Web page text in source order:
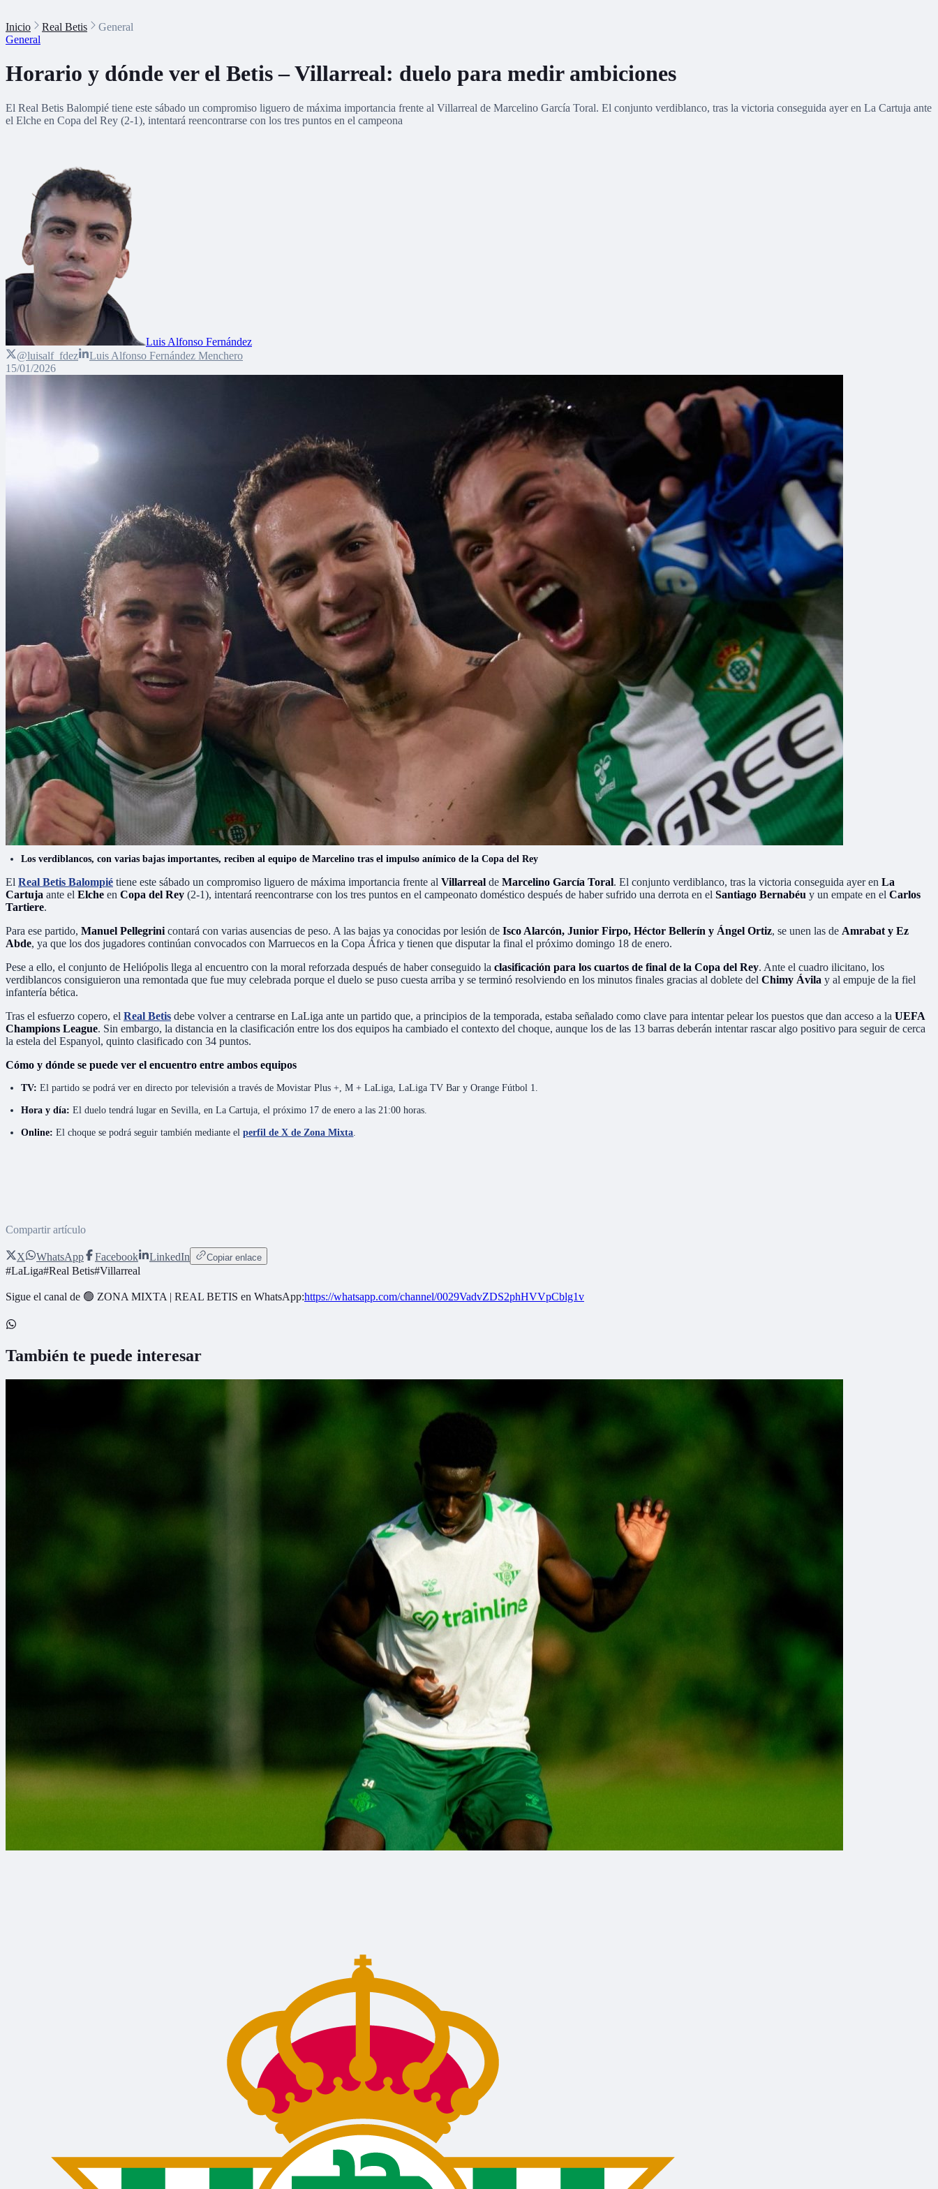
Inicio Real Betis
General
General
Horario y dónde ver el Betis – Villarreal: duelo para medir ambiciones
El Real Betis Balompié tiene este sábado un compromiso liguero de máxima importancia frente al Villarreal de Marcelino García Toral. El conjunto verdiblanco, tras la victoria conseguida ayer en La Cartuja ante
el Elche en Copa del Rey (2-1), intentará reencontrarse con los tres puntos en el campeona
Luis Alfonso Fernández
@luisalf_fdez
Luis Alfonso Fernández Menchero
15/01/2026
Los verdiblancos, con varias bajas importantes, reciben al equipo de Marcelino tras el impulso anímico de la Copa del Rey
El Real Betis Balompié tiene este sábado un compromiso liguero de máxima importancia frente al Villarreal de Marcelino García Toral. El conjunto verdiblanco, tras la victoria conseguida ayer en La
Cartuja ante el Elche en Copa del Rey (2-1), intentará reencontrarse con los tres puntos en el campeonato doméstico después de haber sufrido una derrota en el Santiago Bernabéu y un empate en el Carlos
Tartiere.
Para ese partido, Manuel Pellegrini contará con varias ausencias de peso. A las bajas ya conocidas por lesión de Isco Alarcón, Junior Firpo, Héctor Bellerín y Ángel Ortiz, se unen las de Amrabat y Ez
Abde, ya que los dos jugadores continúan convocados con Marruecos en la Copa África y tienen que disputar la final el próximo domingo 18 de enero.
Pese a ello, el conjunto de Heliópolis llega al encuentro con la moral reforzada después de haber conseguido la clasificación para los cuartos de final de la Copa del Rey. Ante el cuadro ilicitano, los
verdiblancos consiguieron una remontada que fue muy celebrada porque el duelo se puso cuesta arriba y se terminó resolviendo en los minutos finales gracias al doblete del Chimy Ávila y al empuje de la fiel
infantería bética.
Tras el esfuerzo copero, el Real Betis debe volver a centrarse en LaLiga ante un partido que, a principios de la temporada, estaba señalado como clave para intentar pelear los puestos que dan acceso a la UEFA
Champions League. Sin embargo, la distancia en la clasificación entre los dos equipos ha cambiado el contexto del choque, aunque los de las 13 barras deberán intentar rascar algo positivo para seguir de cerca
la estela del Espanyol, quinto clasificado con 34 puntos.
Cómo y dónde se puede ver el encuentro entre ambos equipos
TV: El partido se podrá ver en directo por televisión a través de Movistar Plus +, M + LaLiga, LaLiga TV Bar y Orange Fútbol 1.
Hora y día: El duelo tendrá lugar en Sevilla, en La Cartuja, el próximo 17 de enero a las 21:00 horas.
Online: El choque se podrá seguir también mediante elperfil de X de Zona Mixta
Compartir artículo
X WhatsApp Facebook LinkedIn Copiar enlace
#LaLiga#Real Betis#Villarreal
Sigue el canal de 🟢 ZONA MIXTA | REAL BETIS en WhatsApp:https://whatsapp.com/channel/0029VadvZDS2phHVVpCblg1v
También te puede interesar